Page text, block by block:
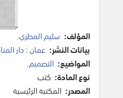
المؤلف: سليم المطري.
بيانات النشر: عمان:دار
المواضيع: التصميم.
نوع المادة: كتب
المصدر: المكتبة الرئيسية